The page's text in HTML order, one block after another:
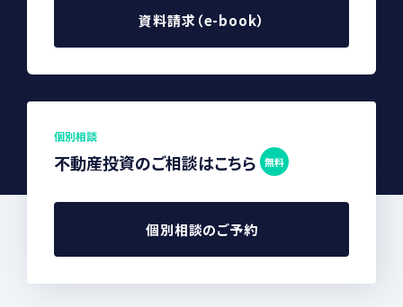
資料請求（e-book）
個別相談
不動産投資のご相談はこちら 無料
個別相談のご予約